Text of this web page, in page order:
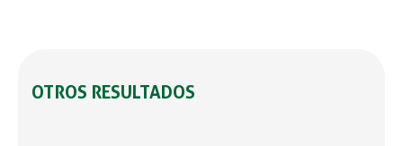
OTROS RESULTADOS